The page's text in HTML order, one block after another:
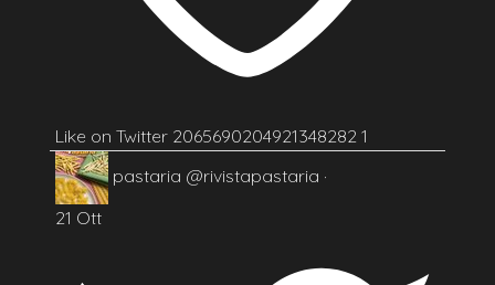
Like on Twitter 2065690204921348282 1
pastaria @rivistapastaria ·
21 Ott